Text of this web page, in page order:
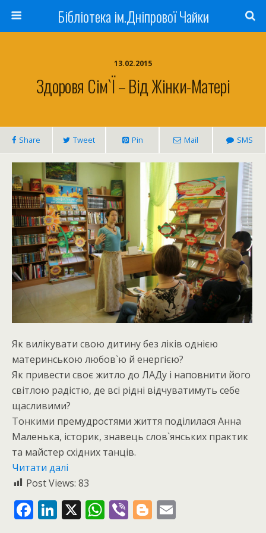
Бібліотека ім.Дніпрової Чайки
13.02.2015
Здоровя Сім`ї – Від Жінки-Матері
Share Tweet Pin Mail SMS
Як вилікувати свою дитину без ліків однією
материнською любов`ю й енергією?
Як привести своє житло до ЛАДу і наповнити його
світлою радістю, де всі рідні відчуватимуть себе
щасливими?
Тонкими премудростями життя поділилася Анна
Маленька, історик, знавець слов`янських практик
та майстер східних танців.
Читати далі
Post Views: 83
F Li X W Vi Bl